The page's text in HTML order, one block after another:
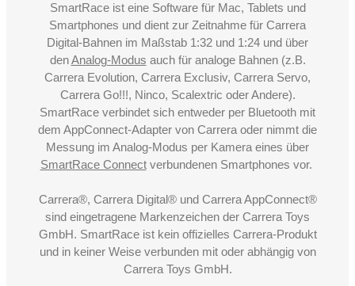
SmartRace ist eine Software für Mac, Tablets und
Smartphones und dient zur Zeitnahme für Carrera
Digital-Bahnen im Maßstab 1:32 und 1:24 und über
denAnalog-Modus auch für analoge Bahnen (z.B.
Carrera Evolution, Carrera Exclusiv, Carrera Servo,
Carrera Go!!!, Ninco, Scalextric oder Andere).
SmartRace verbindet sich entweder per Bluetooth mit
dem AppConnect-Adapter von Carrera oder nimmt die
Messung im Analog-Modus per Kamera eines über
SmartRace Connectverbundenen Smartphones vor.
Carrera®, Carrera Digital® und Carrera AppConnect®
sind eingetragene Markenzeichen der Carrera Toys
GmbH. SmartRace ist kein offizielles Carrera-Produkt
und in keiner Weise verbunden mit oder abhängig von
Carrera Toys GmbH.